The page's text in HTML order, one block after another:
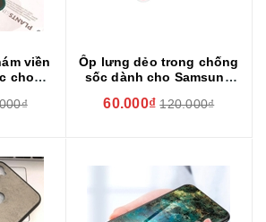
viền
cho
Ốp lưng dẻo trong chống
sốc dành cho Samsung
60.000₫ 120.000₫